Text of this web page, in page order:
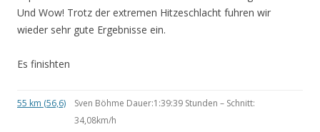
Und Wow! Trotz der extremen Hitzeschlacht fuhren wir
wieder sehr gute Ergebnisse ein.
Es finishten
55 km (56,6)
Sven Böhme Dauer:1:39:39 Stunden – Schnitt:
34,08km/h